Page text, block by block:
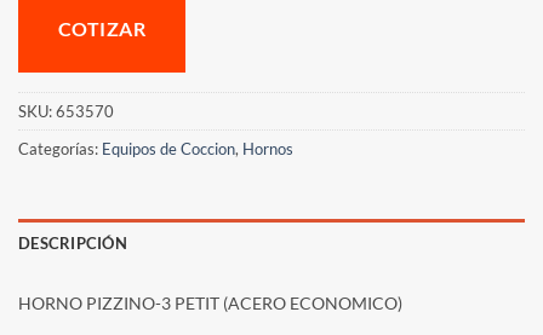
COTIZAR
SKU:653570
Categorías: Equipos de Coccion, Hornos
DESCRIPCIÓN
HORNO PIZZINO-3 PETIT (ACERO ECONOMICO)